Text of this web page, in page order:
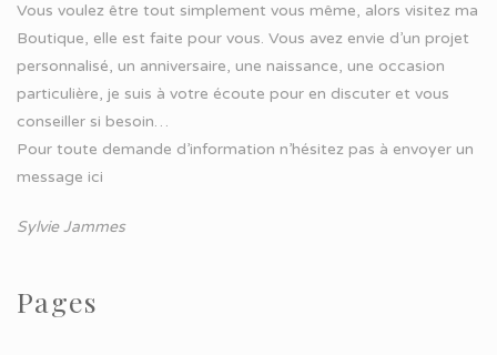
Vous voulez être tout simplement vous même, alors visitez ma
Boutique, elle est faite pour vous. Vous avez envie d’un projet
personnalisé, un anniversaire, une naissance, une occasion
particulière, je suis à votre écoute pour en discuter et vous
conseiller si besoin…
Pour toute demande d’information n’hésitez pas à envoyer un
message ici
Sylvie Jammes
Pages